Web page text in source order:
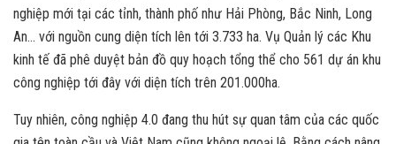
nghiệp mới tại các tỉnh, thành phố như Hải Phòng, Bắc Ninh, Long
An… với nguồn cung diện tích lên tới 3.733 ha. Vụ Quản lý các Khu
kinh tế đã phê duyệt bản đồ quy hoạch tổng thể cho 561 dự án khu
công nghiệp tới đây với diện tích trên 201.000ha.
Tuy nhiên, công nghiệp 4.0 đang thu hút sự quan tâm của các quốc